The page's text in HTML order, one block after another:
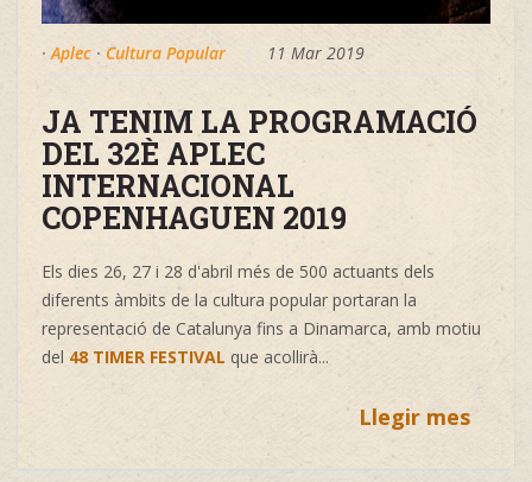
·Aplec · Cultura Popular 11 Mar 2019
JA TENIM LA PROGRAMACIÓ
DEL 32È APLEC
INTERNACIONAL
COPENHAGUEN 2019
Els dies 26, 27 i 28 d'abril més de 500 actuants dels
diferents àmbits de la cultura popular portaran la
representació de Catalunya fins a Dinamarca, amb motiu
del 48 TIMER FESTIVAL que acollirà...
Llegir mes